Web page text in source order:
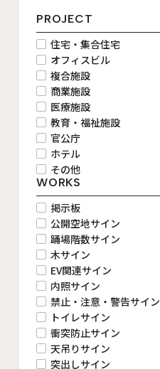
PROJECT
住宅・集合住宅
オフィスビル
複合施設
商業施設
医療施設
教育・福祉施設
官公庁
ホテル
その他
WORKS
掲示板
公開空地サイン
踊場階数サイン
木サイン
EV関連サイン
内照サイン
禁止・注意・警告サイン
トイレサイン
衝突防止サイン
天吊りサイン
突出しサイン